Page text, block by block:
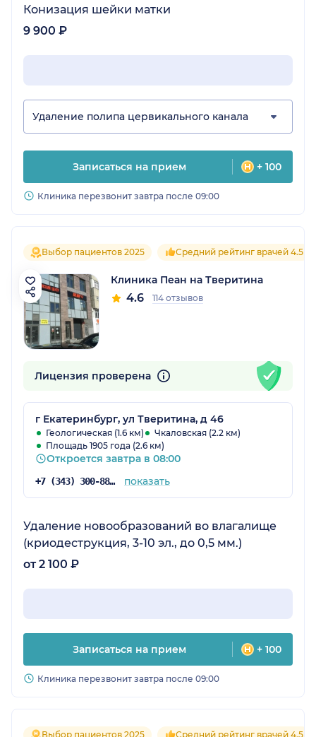
Конизация шейки матки
9 900 ₽
Удаление полипа цервикального канала
Записаться на прием + 100
Клиника перезвонит завтра после 09:00
Выбор пациентов 2025 Средний рейтинг врачей 4.5
Клиника Пеан на Тверитина
4.6 114 отзывов
Лицензия проверена
г Екатеринбург, ул Тверитина, д 46
Геологическая (1.6 км)
Чкаловская (2.2 км)
Площадь 1905 года (2.6 км)
Откроется завтра в 08:00
+7 (343) 300-88-69 показать
Удаление новообразований во влагалище
(криодеструкция, 3-10 эл., до 0,5 мм.)
от 2 100 ₽
Записаться на прием + 100
Клиника перезвонит завтра после 09:00
Выбор пациентов 2025 Средний рейтинг врачей 4.5